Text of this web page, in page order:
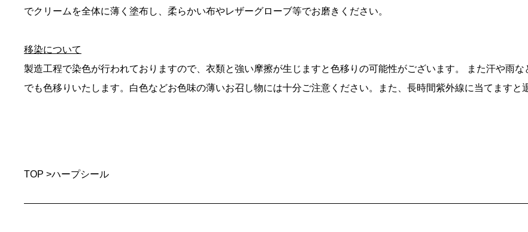
でクリームを全体に薄く塗布し、柔らかい布やレザーグローブ等でお磨きください。
移染について
製造工程で染色が行われておりますので、衣類と強い摩擦が生じますと色移りの可能性がございます。 また汗や雨
でも色移りいたします。白色などお色味の薄いお召し物には十分ご注意ください。また、長時間紫外線に当てますと
TOP >ハープシール